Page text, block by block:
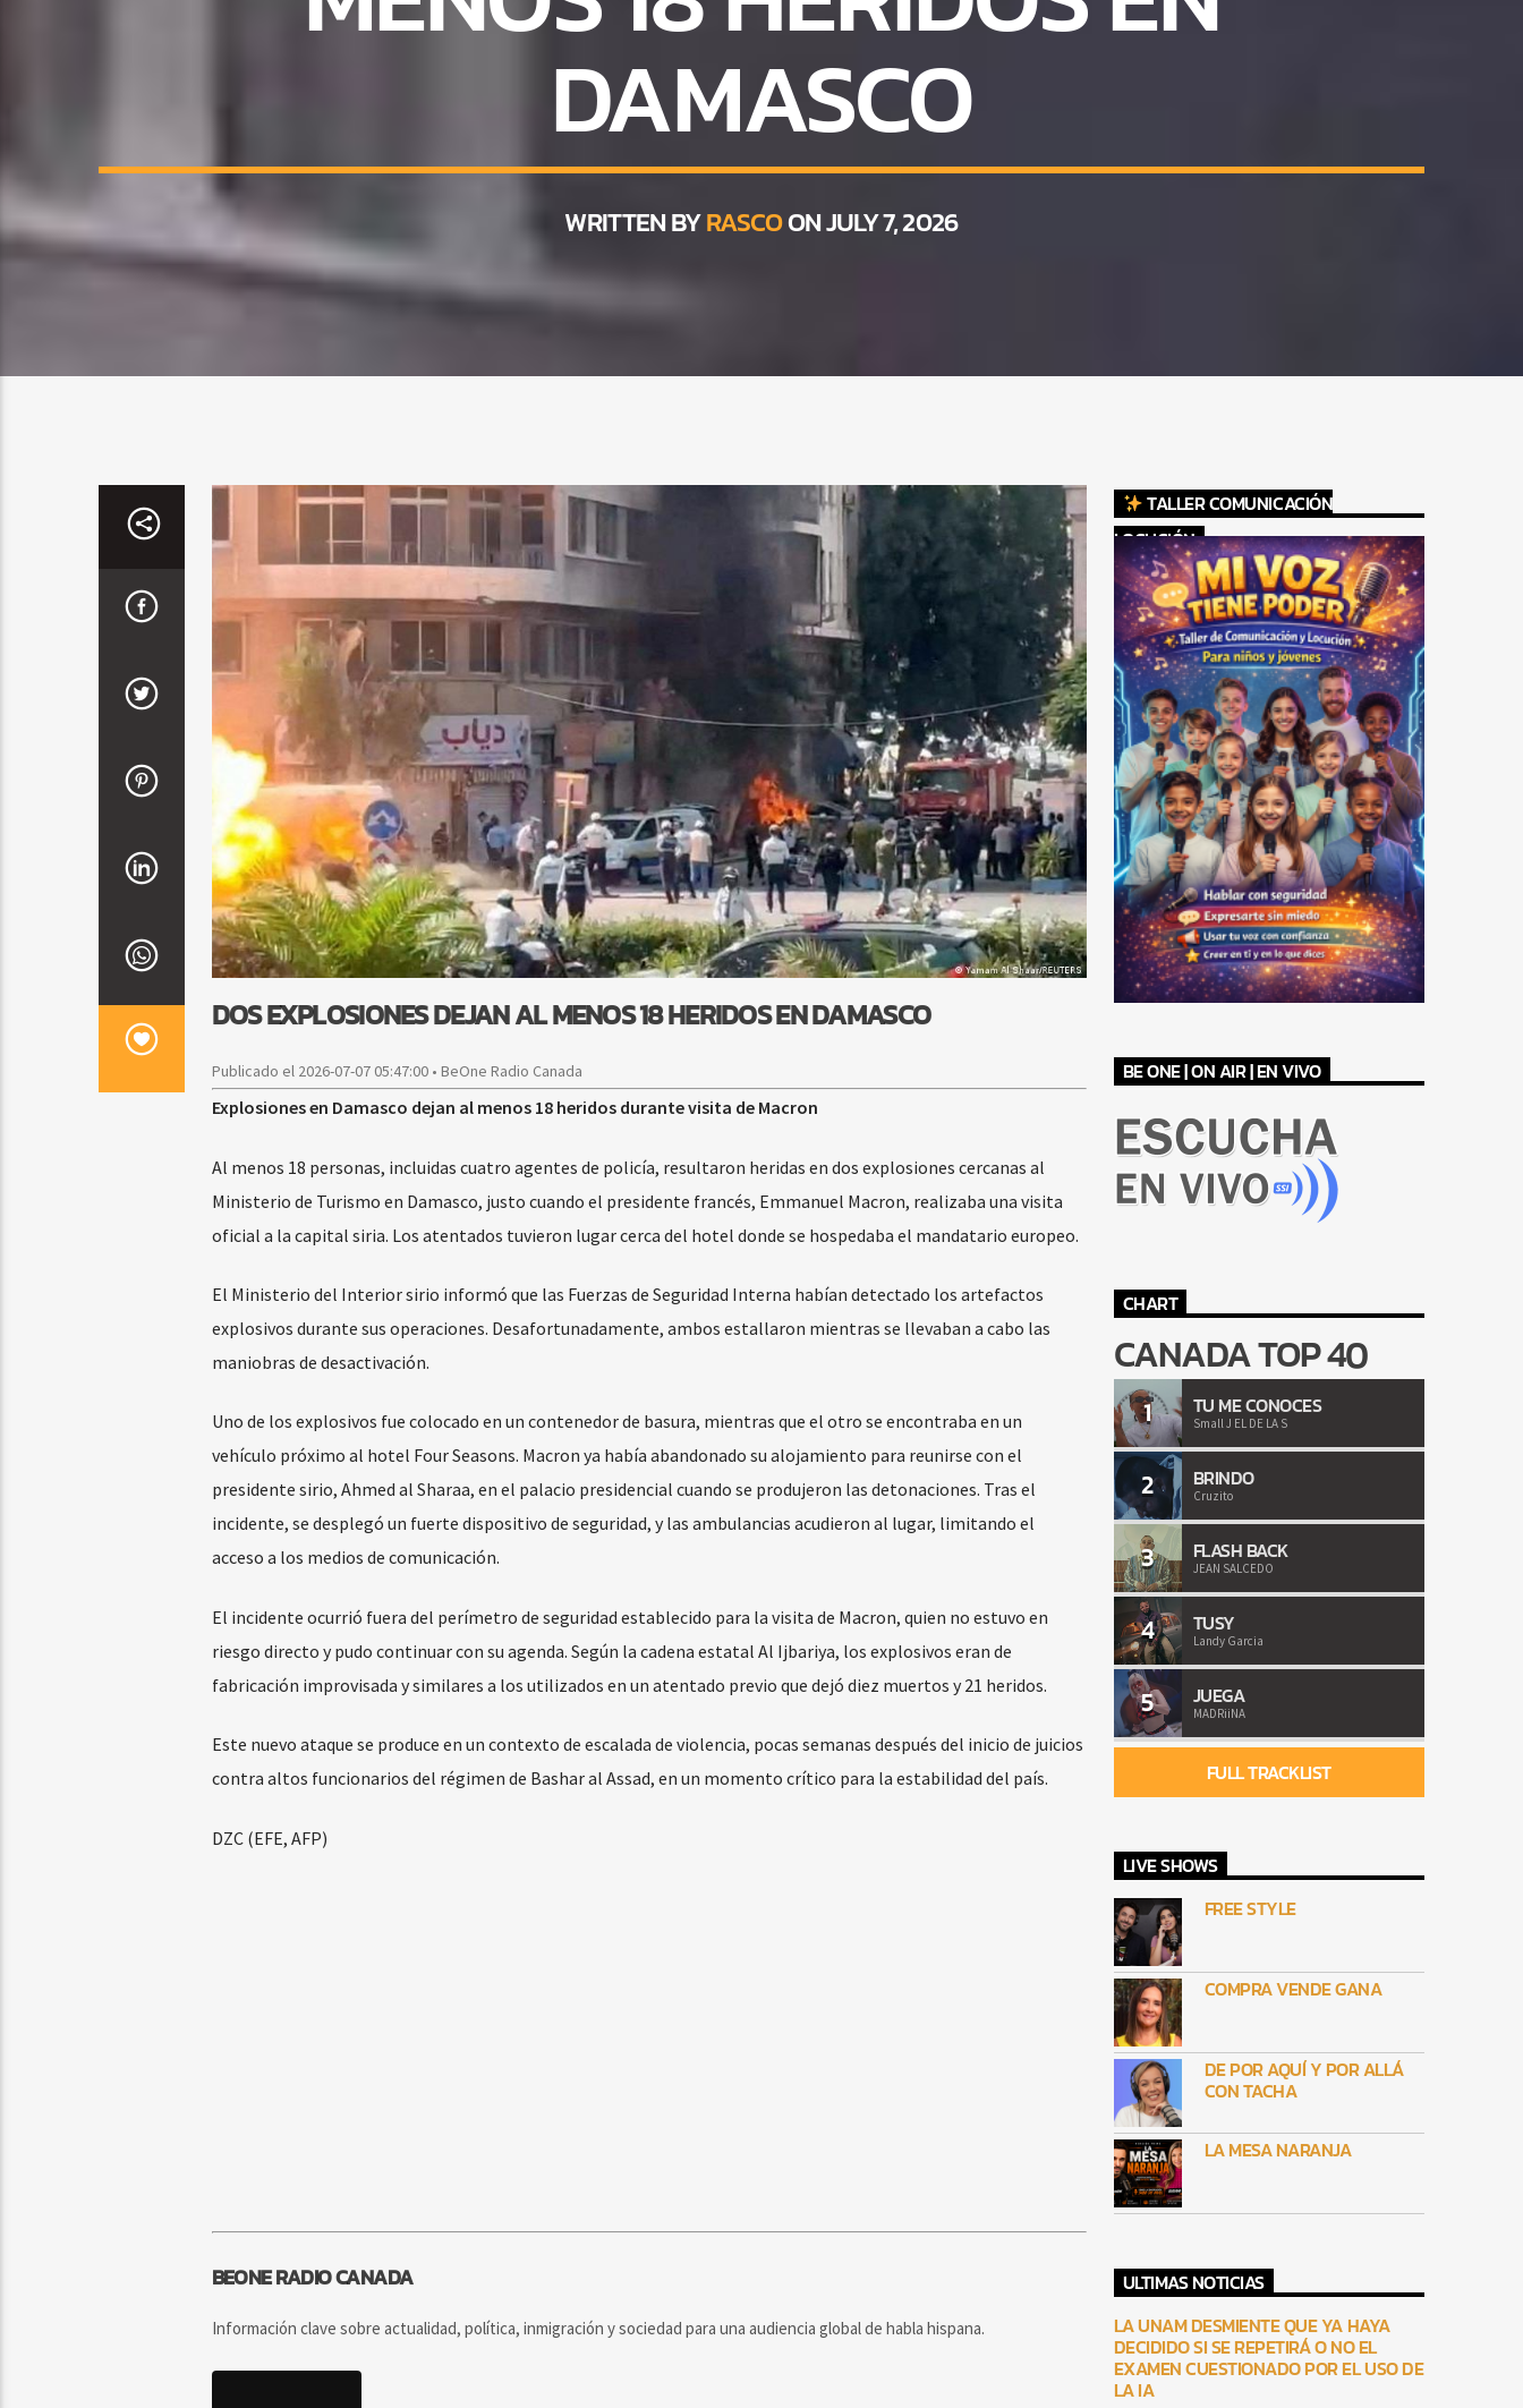
DAMASCO
WRITTEN BYRASCOON JULY 7, 2026
DOS EXPLOSIONES DEJAN AL MENOS 18 HERIDOS EN DAMASCO
Publicado el 2026-07-07 05:47:00 • BeOne Radio Canada
Explosiones en Damasco dejan al menos 18 heridos durante visita de Macron
Al menos 18 personas, incluidas cuatro agentes de policía, resultaron heridas en dos explosiones cercanas al
Ministerio de Turismo en Damasco, justo cuando el presidente francés, Emmanuel Macron, realizaba una visita
oficial a la capital siria. Los atentados tuvieron lugar cerca del hotel donde se hospedaba el mandatario europeo.
El Ministerio del Interior sirio informó que las Fuerzas de Seguridad Interna habían detectado los artefactos
explosivos durante sus operaciones. Desafortunadamente, ambos estallaron mientras se llevaban a cabo las
maniobras de desactivación.
Uno de los explosivos fue colocado en un contenedor de basura, mientras que el otro se encontraba en un
vehículo próximo al hotel Four Seasons. Macron ya había abandonado su alojamiento para reunirse con el
presidente sirio, Ahmed al Sharaa, en el palacio presidencial cuando se produjeron las detonaciones. Tras el
incidente, se desplegó un fuerte dispositivo de seguridad, y las ambulancias acudieron al lugar, limitando el
acceso a los medios de comunicación.
El incidente ocurrió fuera del perímetro de seguridad establecido para la visita de Macron, quien no estuvo en
riesgo directo y pudo continuar con su agenda. Según la cadena estatal Al Ijbariya, los explosivos eran de
fabricación improvisada y similares a los utilizados en un atentado previo que dejó diez muertos y 21 heridos.
Este nuevo ataque se produce en un contexto de escalada de violencia, pocas semanas después del inicio de juicios
contra altos funcionarios del régimen de Bashar al Assad, en un momento crítico para la estabilidad del país.
DZC (EFE, AFP)
BEONE RADIO CANADA
Información clave sobre actualidad, política, inmigración y sociedad para una audiencia global de habla hispana.
TALLER COMUNICACIÓN
LOCUCIÓN
BE ONE | ON AIR | EN VIVO
CHART
CANADA TOP 40
1 TU ME CONOCES
Small J EL DE LA S
2 BRINDO
Cruzito
3 FLASH BACK
JEAN SALCEDO
4 TUSY
Landy Garcia
5 JUEGA
MADRiiNA
FULL TRACKLIST
LIVE SHOWS
FREE STYLE
COMPRA VENDE GANA
DE POR AQUÍ Y POR ALLÁ
CON TACHA
LA MESA NARANJA
ULTIMAS NOTICIAS
LA UNAM DESMIENTE QUE YA HAYA
DECIDIDO SI SE REPETIRÁ O NO EL
EXAMEN CUESTIONADO POR EL USO DE
LA IA